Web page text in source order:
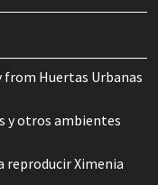
Huertas Urbanas
y otros ambientes
reproducir Ximenia